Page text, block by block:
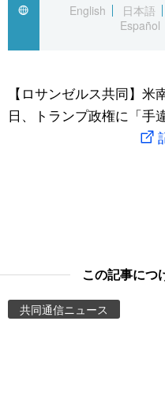
国際
文化
アーカイブ
Japan Data
動画/Live
スポーツ・東京2020
English
日本語
Español
【ロサンゼルス共同】
日、トランプ政権に「手
この記事につ
共同通信ニュース